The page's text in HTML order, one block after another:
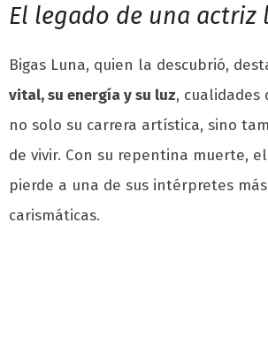
El legado de una actriz
Bigas Luna, quien la descubrió,
vital, su energía y su luz, cualidades
no solo su carrera artística, sino
de vivir. Con su repentina muerte,
pierde a una de sus intérpretes
carismáticas.